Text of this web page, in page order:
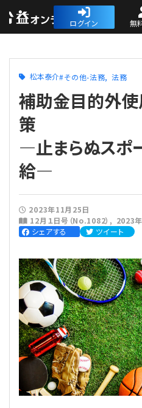
ログイン 無
人気記事
法人運営
法人運営
理事会
評議員会・社員総会
理事・監事
評議員
登記関連
会計・税務
会計・税務
定期提出書類
会計処理
寄附
労務
労務管理
給与計算
法改正-労務
法務
法務
利益相反取引
個人情報
経営
経営
資産運用
連載
【連載】公益法人制度のリア
無料記事
松本泰介 その他-法務 法務
補助金目的外使
策
―止まらぬスポ
給―
2023年11月25日
12月１日号（No.1082）
2023年
シェアする
ツイート